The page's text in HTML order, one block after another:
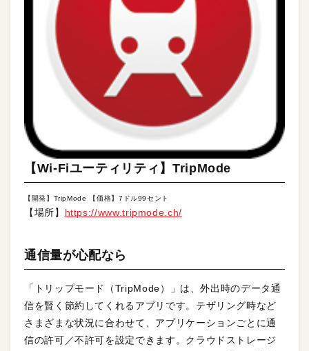
【Wi-Fiユーティリティ】TripMode
【開発】TripMode 【価格】7ドル99セント
【場所】 https://www.tripmode.ch/
通信量が心配なら
「トリップモード（TripMode）」は、外出時のデータ通
信を賢く節約してくれるアプリです。テザリング時など
さまざまな状況に合わせて、アプリケーションごとに通
信の許可／不許可を設定できます。クラウドストレージ